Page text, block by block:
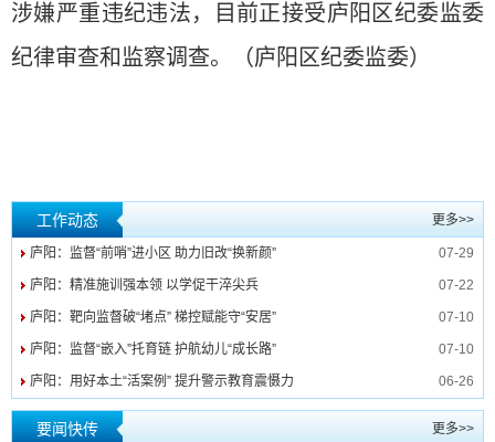
涉嫌严重违纪违法，目前正接受庐阳区纪委监委
纪律审查和监察调查。（庐阳区纪委监委）
工作动态 更多>>
庐阳：监督“前哨”进小区 助力旧改“换新颜” 07-29
庐阳：精准施训强本领 以学促干淬尖兵 07-22
庐阳：靶向监督破“堵点” 梯控赋能守“安居” 07-10
庐阳：监督“嵌入”托育链 护航幼儿“成长路” 07-10
庐阳：用好本土“活案例” 提升警示教育震慑力 06-26
要闻快传 更多>>